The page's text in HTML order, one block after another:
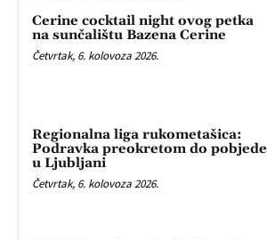
Cerine cocktail night ovog petka
na sunčalištu Bazena Cerine
Četvrtak, 6. kolovoza 2026.
Regionalna liga rukometašica:
Podravka preokretom do pobjede
u Ljubljani
Četvrtak, 6. kolovoza 2026.